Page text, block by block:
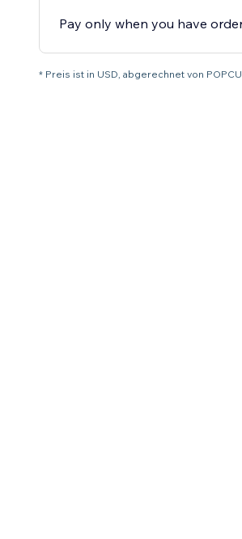
Pay only when you have
* Preis ist in USD, abgerechnet von